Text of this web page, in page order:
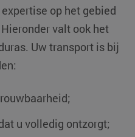
op het gebied
valt ook het
Uw transport is bij
u volledig ontzorgt;